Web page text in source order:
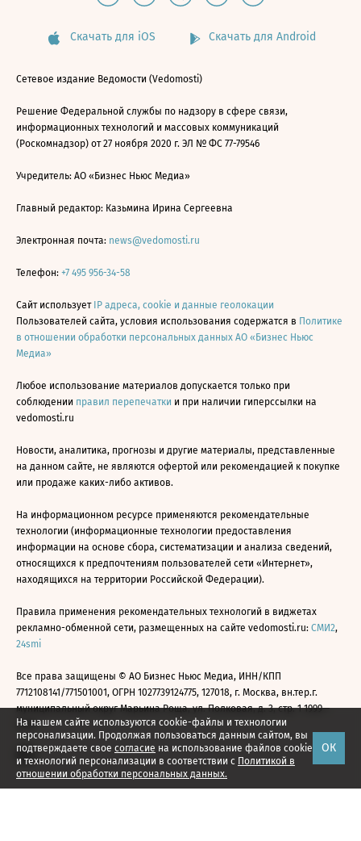
На нашем сайте используются cookie-файлы и технологии
персонализации. Продолжая пользоваться данным сайтом, вы
подтверждаете свое согласие на использование файлов cookie
и технологий персонализации в соответствии с Политикой в
отношении обработки персональных данных.
ОК
Скачать для iOS Скачать для Android
Сетевое издание Ведомости (Vedomosti)
Решение Федеральной службы по надзору в сфере связи,
информационных технологий и массовых коммуникаций
(Роскомнадзор) от 27 ноября 2020 г. ЭЛ № ФС 77-79546
Учредитель: АО «Бизнес Ньюс Медиа»
Главный редактор: Казьмина Ирина Сергеевна
Электронная почта: news@vedomosti.ru
Телефон: +7 495 956-34-58
Сайт использует IP адреса, cookie и данные геолокации
Пользователей сайта, условия использования содержатся в Политике
в отношении обработки персональных данных АО «Бизнес Ньюс
Медиа»
Любое использование материалов допускается только при
соблюдении правил перепечатки и при наличии гиперссылки на
vedomosti.ru
Новости, аналитика, прогнозы и другие материалы, представленные
на данном сайте, не являются офертой или рекомендацией к покупке
или продаже каких-либо активов.
На информационном ресурсе применяются рекомендательные
технологии (информационные технологии предоставления
информации на основе сбора, систематизации и анализа сведений,
относящихся к предпочтениям пользователей сети «Интернет»,
находящихся на территории Российской Федерации).
Правила применения рекомендательных технологий в виджетах
рекламно-обменной сети, размещенных на сайте vedomosti.ru: СМИ2,
24smi
Все права защищены © АО Бизнес Ньюс Медиа, ИНН/КПП
7712108141/771501001, ОГРН 1027739124775, 127018, г. Москва, вн.тер.г.
муниципальный округ Марьина Роща, ул. Полковая, д. 3, стр. 1 1999—
2026